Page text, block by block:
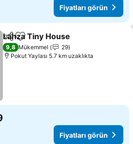
Fiyatları görün
PaylaşFavorilerime ekle
Lahza Tiny House
9,8 Mükemmel
29
Pokut Yaylası 5.7 km uzaklıkta
Fiyatları görün